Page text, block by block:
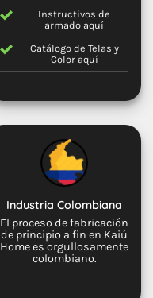
Instructivos de
armado aquí
Catálogo de Telas y
Color aquí
Industria Colombiana
El proceso de fabricación
de principio a fin en Kaiú
Home es orgullosamente
colombiano.